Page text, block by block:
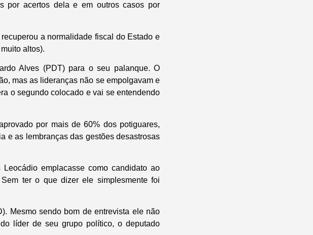
por acertos dela e em outros casos por
a normalidade fiscal do Estado e
altos).
Alves (PDT) para o seu palanque. O
mas as lideranças não se empolgavam e
o segundo colocado e vai se entendendo
por mais de 60% dos potiguares,
e as lembranças das gestões desastrosas
emplacasse como candidato ao
ter o que dizer ele simplesmente foi
Mesmo sendo bom de entrevista ele não
líder de seu grupo político, o deputado